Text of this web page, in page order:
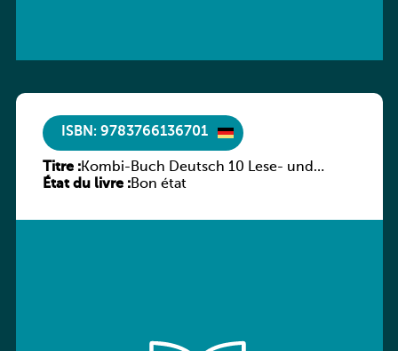
ISBN: 9783766136701
Titre :Kombi-Buch Deutsch 10 Lese- und
Sprachbuch
État du livre :Bon état